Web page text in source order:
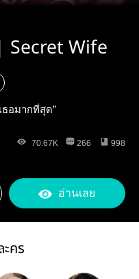
Secret Wife
ก แต่กลับรักเธอมากที่สุด”
70.67K 266 998
อ่านเลย
คร